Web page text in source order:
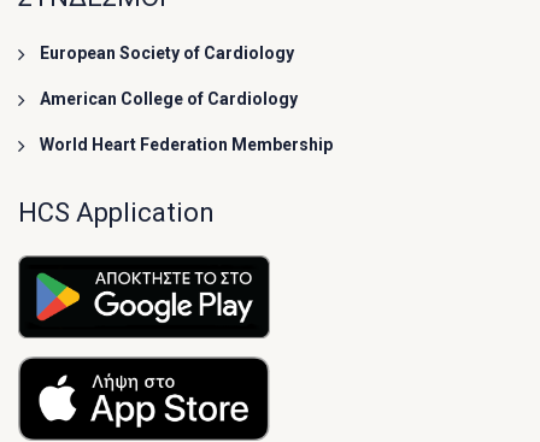
European Society of Cardiology
American College of Cardiology
World Heart Federation Membership
HCS Application